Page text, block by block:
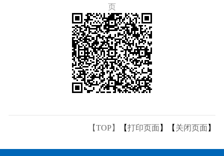
页
【TOP】 【打印页面】【 关闭页面】